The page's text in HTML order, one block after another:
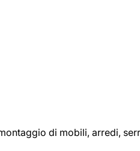
di mobili, arredi,